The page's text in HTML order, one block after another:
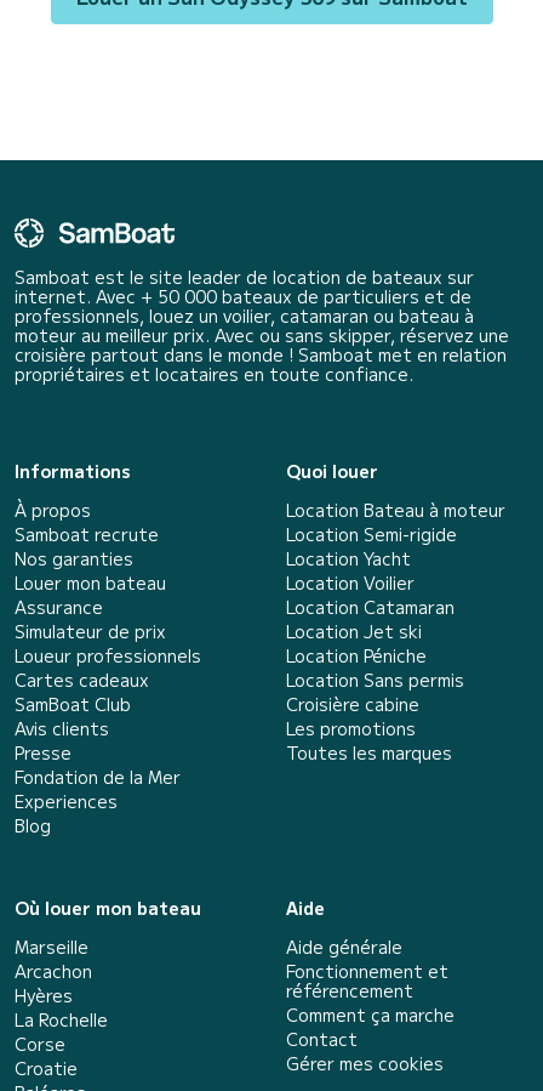
Samboat est le site leader de location de bateaux sur
internet. Avec + 50 000 bateaux de particuliers et de
professionnels, louez un voilier, catamaran ou bateau à
moteur au meilleur prix. Avec ou sans skipper, réservez une
croisière partout dans le monde ! Samboat met en relation
propriétaires et locataires en toute confiance.
Informations
À propos
Samboat recrute
Nos garanties
Louer mon bateau
Assurance
Simulateur de prix
Loueur professionnels
Cartes cadeaux
SamBoat Club
Avis clients
Presse
Fondation de la Mer
Experiences
Blog
Quoi louer
Location Bateau à moteur
Location Semi-rigide
Location Yacht
Location Voilier
Location Catamaran
Location Jet ski
Location Péniche
Location Sans permis
Croisière cabine
Les promotions
Toutes les marques
Où louer mon bateau
Marseille
Arcachon
Hyères
La Rochelle
Corse
Croatie
Aide
Aide générale
Fonctionnement et
référencement
Comment ça marche
Contact
Gérer mes cookies